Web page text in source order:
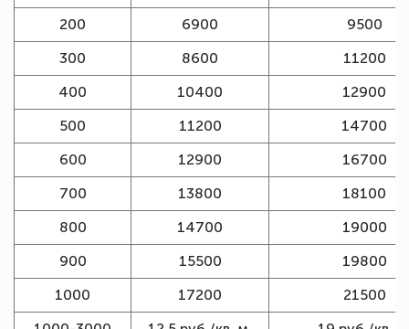
200
6900
9500
300
8600
11200
400
10400
12900
500
11200
14700
600
12900
16700
700
13800
18100
800
14700
19000
900
15500
19800
1000
17200
21500